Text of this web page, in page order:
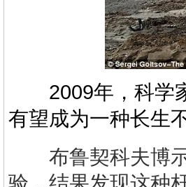
2009年，科学家
有望成为一种长生
布鲁契科夫博示
验，结果发现这种